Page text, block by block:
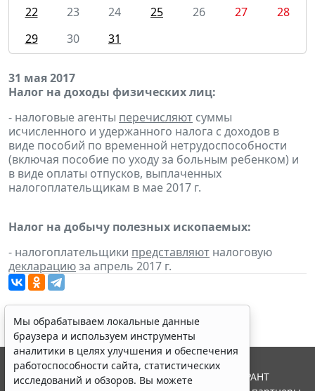
22
23 24 25 26 27
28
29
30 31
31 мая 2017
Налог на доходы физических лиц:
- налоговые агенты перечисляют суммы
исчисленного и удержанного налога с доходов в
виде пособий по временной нетрудоспособности
(включая пособие по уходу за больным ребенком) и
в виде оплаты отпусков, выплаченных
налогоплательщикам в мае 2017 г.
Налог на добычу полезных ископаемых:
- налогоплательщики представляют налоговую
декларациюза апрель 2017 г.
Мы обрабатываем локальные данные
браузера и используем инструменты
аналитики в целях улучшения и обеспечения
работоспособности сайта, статистических
исследований и обзоров. Вы можете
© ООО "НПП "ГАРАНТ-СЕРВИС", 2026. Система ГАРАНТ